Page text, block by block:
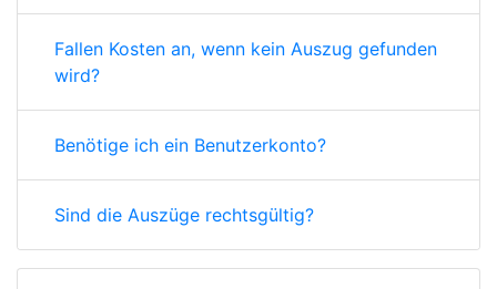
Fallen Kosten an, wenn kein Auszug gefunden
wird?
Benötige ich ein Benutzerkonto?
Sind die Auszüge rechtsgültig?